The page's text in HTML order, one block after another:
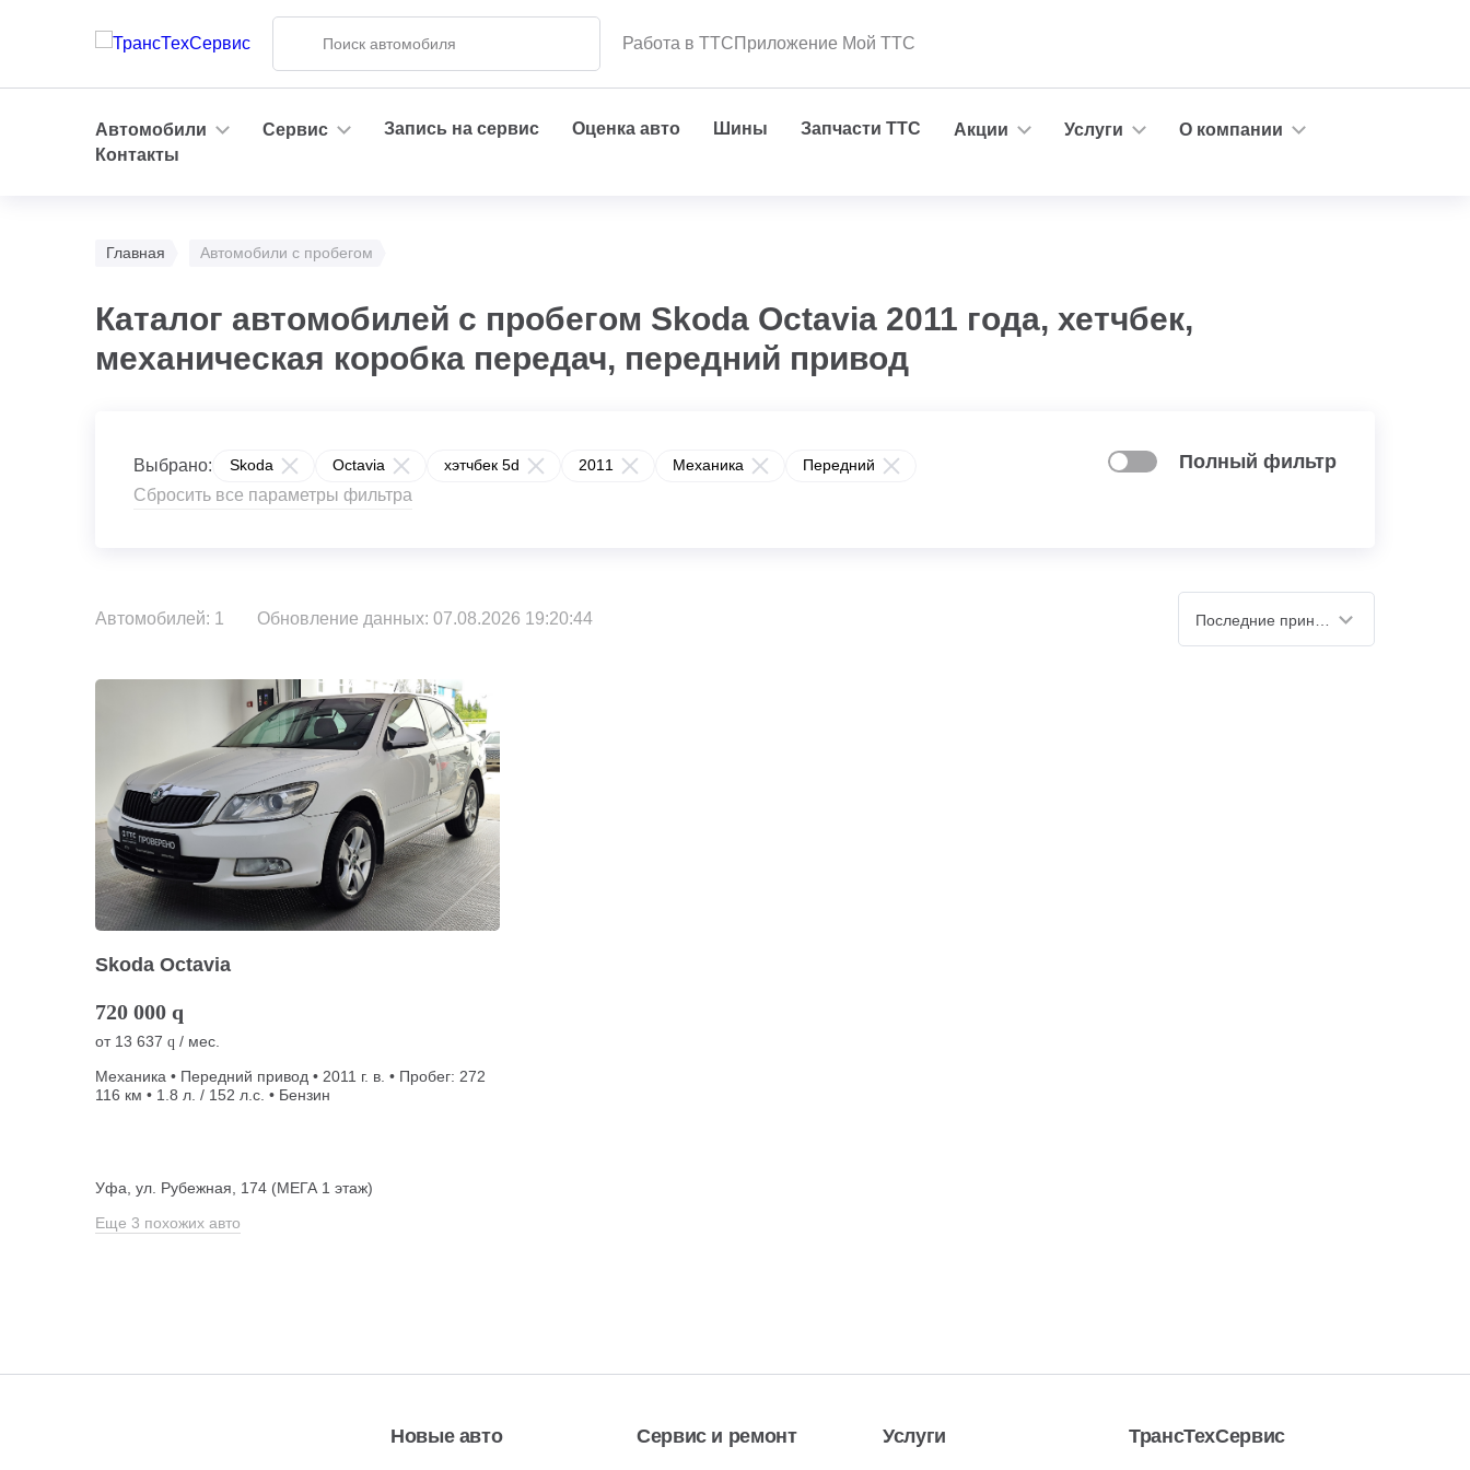
Работа в ТТСПриложение Мой ТТС
Автомобили Сервис Запись на сервис Оценка авто Шины Запчасти ТТС Акции Услуги
О компании
Контакты
Главная Автомобили с пробегом
Каталог автомобилей с пробегом Skoda Octavia 2011 года, хетчбек,
механическая коробка передач, передний привод
Выбрано: Skoda Octavia хэтчбек 5d 2011 Механика Передний
Сбросить все параметры фильтра
Полный фильтр
Автомобилей: 1 Обновление данных: 07.08.2026 19:20:44
Skoda Octavia
720 000 q
от 13 637 q / мес.
Механика • Передний привод • 2011 г. в. • Пробег: 272
116 км • 1.8 л. / 152 л.с. • Бензин
Уфа, ул. Рубежная, 174 (МЕГА 1 этаж)
Еще 3 похожих авто
Новые авто Сервис и ремонт Услуги ТрансТехСервис